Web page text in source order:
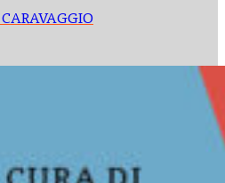
CARAVAGGIO